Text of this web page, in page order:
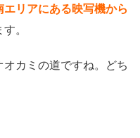
エリアにある映写機から
。
カミの道ですね。どち